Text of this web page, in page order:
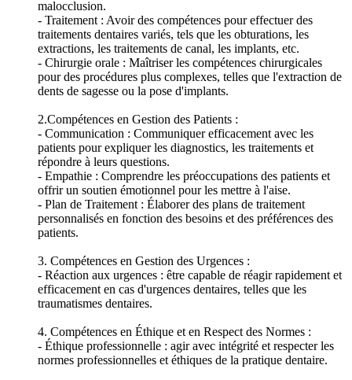
malocclusion.
- Traitement : Avoir des compétences pour effectuer des
traitements dentaires variés, tels que les obturations, les
extractions, les traitements de canal, les implants, etc.
- Chirurgie orale : Maîtriser les compétences chirurgicales
pour des procédures plus complexes, telles que l'extraction de
dents de sagesse ou la pose d'implants.
2.Compétences en Gestion des Patients :
- Communication : Communiquer efficacement avec les
patients pour expliquer les diagnostics, les traitements et
répondre à leurs questions.
- Empathie : Comprendre les préoccupations des patients et
offrir un soutien émotionnel pour les mettre à l'aise.
- Plan de Traitement : Élaborer des plans de traitement
personnalisés en fonction des besoins et des préférences des
patients.
3. Compétences en Gestion des Urgences :
- Réaction aux urgences : être capable de réagir rapidement et
efficacement en cas d'urgences dentaires, telles que les
traumatismes dentaires.
4. Compétences en Éthique et en Respect des Normes :
- Éthique professionnelle : agir avec intégrité et respecter les
normes professionnelles et éthiques de la pratique dentaire.